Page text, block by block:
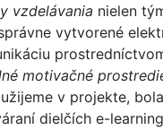
vzdelávania nielen
vytvorené
motivačné
v projekte,
dielčích e-